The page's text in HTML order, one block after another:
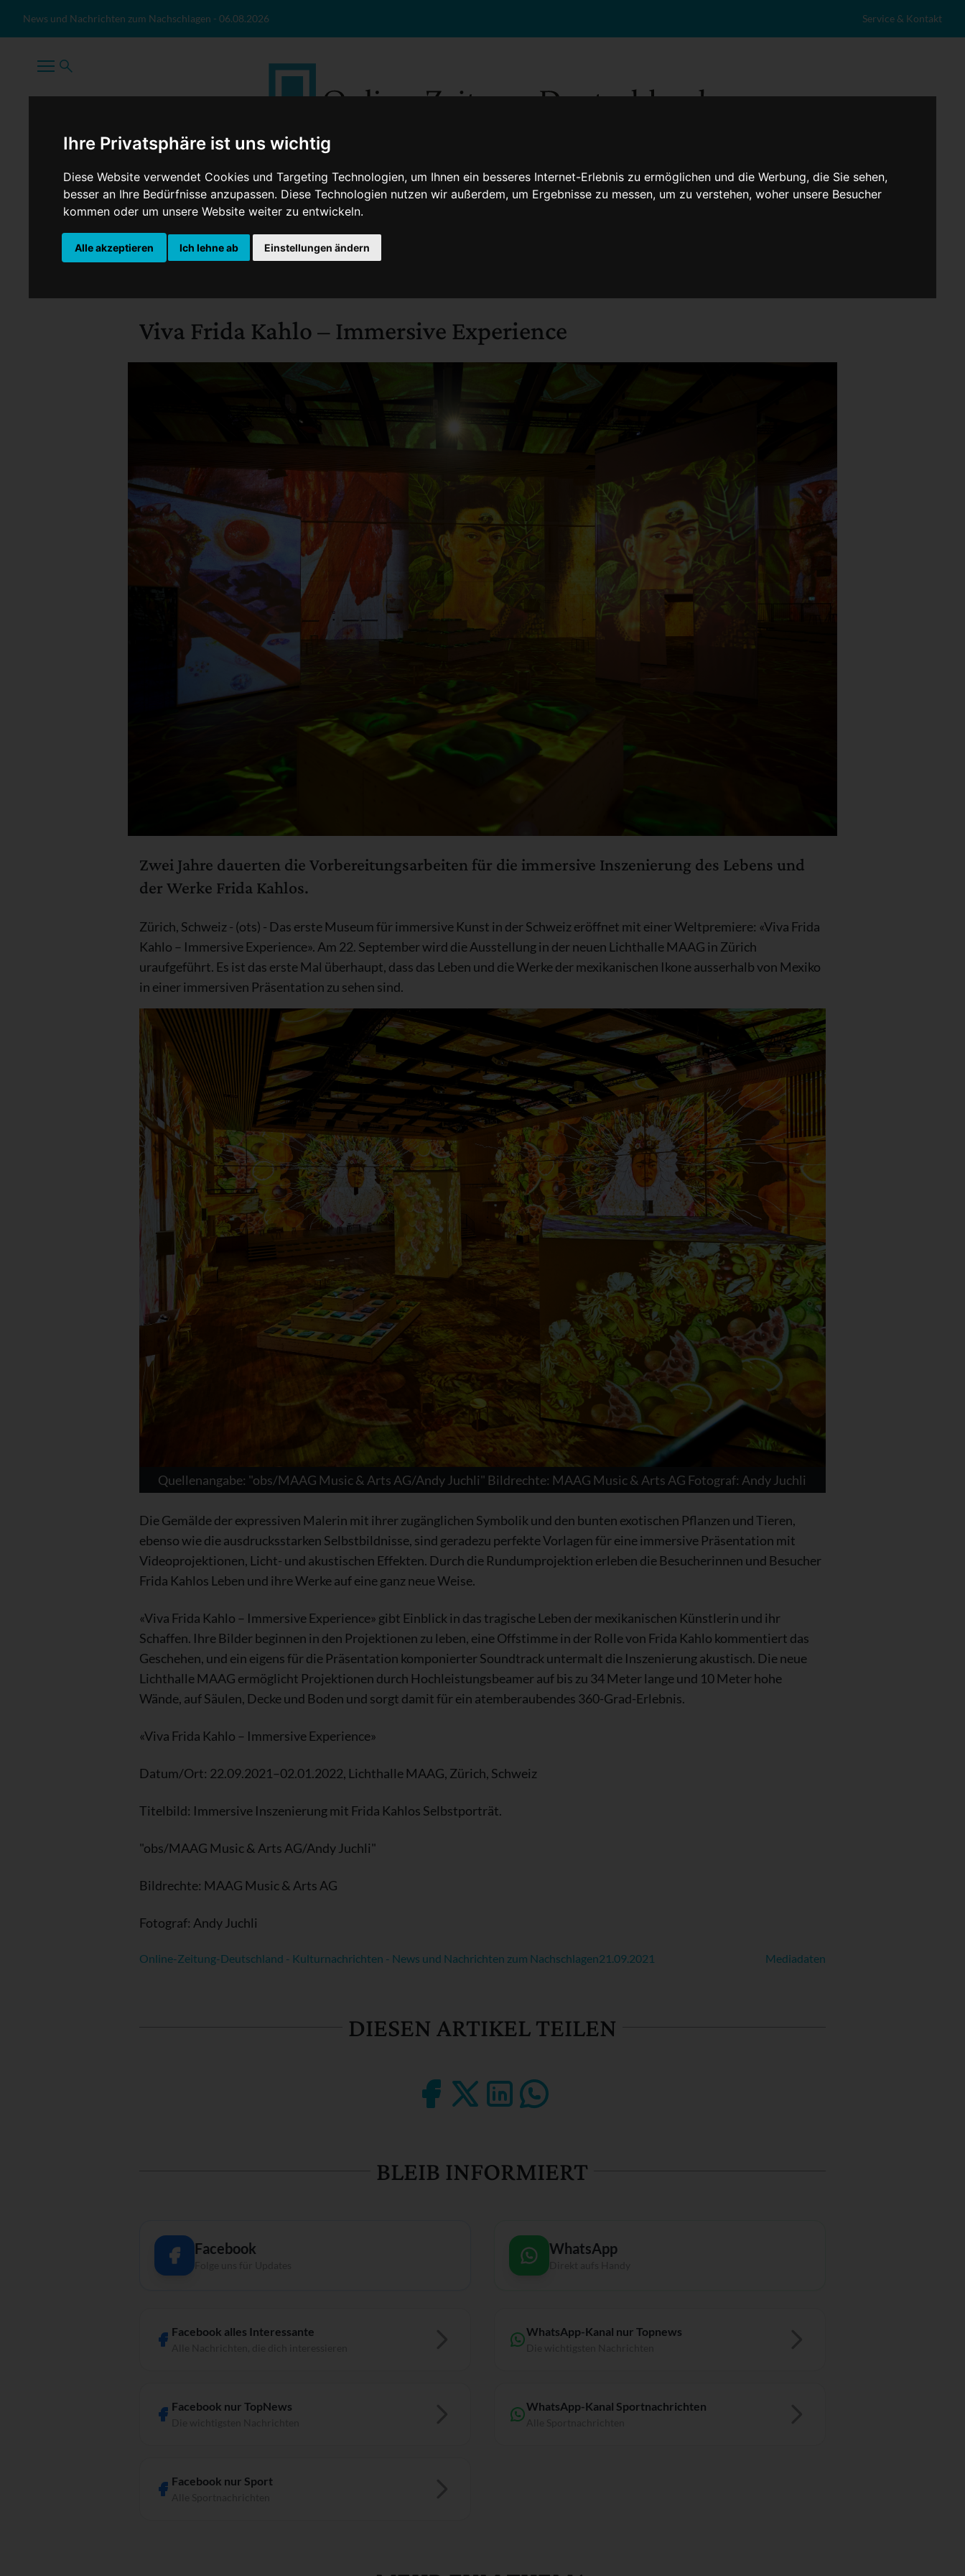
Ihre Privatsphäre ist uns wichtig
Diese Website verwendet Cookies und Targeting Technologien, um Ihnen ein besseres Internet-Erlebnis zu ermöglichen und die Werbung, die Sie sehen,
besser an Ihre Bedürfnisse anzupassen. Diese Technologien nutzen wir außerdem, um Ergebnisse zu messen, um zu verstehen, woher unsere Besucher
kommen oder um unsere Website weiter zu entwickeln.
Alle akzeptieren Ich lehne ab Einstellungen ändern
News und Nachrichten zum Nachschlagen - 06.08.2026 Service & Kontakt
TopNews Politik Sport Wirtschaft Firmennews Gesellschaft
Viva Frida Kahlo – Immersive Experience
Zwei Jahre dauerten die Vorbereitungsarbeiten für die immersive Inszenierung des Lebens und
der Werke Frida Kahlos.
Zürich, Schweiz - (ots) - Das erste Museum für immersive Kunst in der Schweiz eröffnet mit einer Weltpremiere: «Viva Frida
Kahlo – Immersive Experience». Am 22. September wird die Ausstellung in der neuen Lichthalle MAAG in Zürich
uraufgeführt. Es ist das erste Mal überhaupt, dass das Leben und die Werke der mexikanischen Ikone ausserhalb von Mexiko
in einer immersiven Präsentation zu sehen sind.
Quellenangabe: "obs/MAAG Music & Arts AG/Andy Juchli" Bildrechte: MAAG Music & Arts AG Fotograf: Andy Juchli
Die Gemälde der expressiven Malerin mit ihrer zugänglichen Symbolik und den bunten exotischen Pflanzen und Tieren,
ebenso wie die ausdrucksstarken Selbstbildnisse, sind geradezu perfekte Vorlagen für eine immersive Präsentation mit
Videoprojektionen, Licht- und akustischen Effekten. Durch die Rundumprojektion erleben die Besucherinnen und Besucher
Frida Kahlos Leben und ihre Werke auf eine ganz neue Weise.
«Viva Frida Kahlo – Immersive Experience» gibt Einblick in das tragische Leben der mexikanischen Künstlerin und ihr
Schaffen. Ihre Bilder beginnen in den Projektionen zu leben, eine Offstimme in der Rolle von Frida Kahlo kommentiert das
Geschehen, und ein eigens für die Präsentation komponierter Soundtrack untermalt die Inszenierung akustisch. Die neue
Lichthalle MAAG ermöglicht Projektionen durch Hochleistungsbeamer auf bis zu 34 Meter lange und 10 Meter hohe
Wände, auf Säulen, Decke und Boden und sorgt damit für ein atemberaubendes 360-Grad-Erlebnis.
«Viva Frida Kahlo – Immersive Experience»
Datum/Ort: 22.09.2021–02.01.2022, Lichthalle MAAG, Zürich, Schweiz
Titelbild: Immersive Inszenierung mit Frida Kahlos Selbstporträt.
"obs/MAAG Music & Arts AG/Andy Juchli"
Bildrechte: MAAG Music & Arts AG
Fotograf: Andy Juchli
Online-Zeitung-Deutschland - Kulturnachrichten - News und Nachrichten zum Nachschlagen21.09.2021 Mediadaten
DIESEN ARTIKEL TEILEN
BLEIB INFORMIERT
Facebook
Folge uns für Updates
Facebook alles Interessante
Facebook nur TopNews
Facebook nur Sport
WhatsApp
Direkt aufs Handy
WhatsApp-Kanal nur Topnews
WhatsApp-Kanal Sportnachrichten